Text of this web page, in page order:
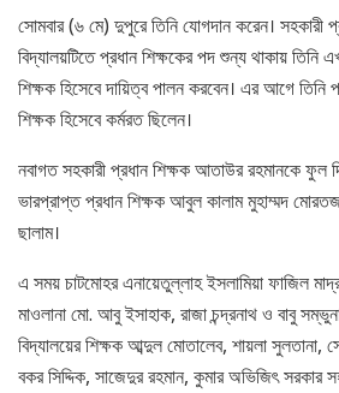
সোমবার (৬ মে) দুপুরে তিনি যোগদান করেন। সহকারী
বিদ্যালয়টিতে প্রধান শিক্ষকের পদ শুন্য থাকায় তিনি
শিক্ষক হিসেবে দায়িত্ব পালন করবেন। এর আগে তিনি
শিক্ষক হিসেবে কর্মরত ছিলেন।
নবাগত সহকারী প্রধান শিক্ষক আতাউর রহমানকে ফুল
ভারপ্রাপ্ত প্রধান শিক্ষক আবুল কালাম মুহাম্মদ
ছালাম।
এ সময় চাটমোহর এনায়েতুল্লাহ ইসলামিয়া ফাজিল
মাওলানা মো. আবু ইসাহাক, রাজা চন্দ্রনাথ ও বাবু
বিদ্যালয়ের শিক্ষক আব্দুল মোতালেব, শায়লা
বকর সিদ্দিক, সাজেদুর রহমান, কুমার অভিজিৎ সরকার